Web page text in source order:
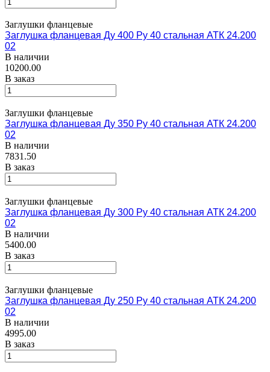
Заглушки фланцевые
Заглушка фланцевая Ду 400 Ру 40 стальная АТК 24.200
02
В наличии
10200.00
В заказ
Заглушки фланцевые
Заглушка фланцевая Ду 350 Ру 40 стальная АТК 24.200
02
В наличии
7831.50
В заказ
Заглушки фланцевые
Заглушка фланцевая Ду 300 Ру 40 стальная АТК 24.200
02
В наличии
5400.00
В заказ
Заглушки фланцевые
Заглушка фланцевая Ду 250 Ру 40 стальная АТК 24.200
02
В наличии
4995.00
В заказ